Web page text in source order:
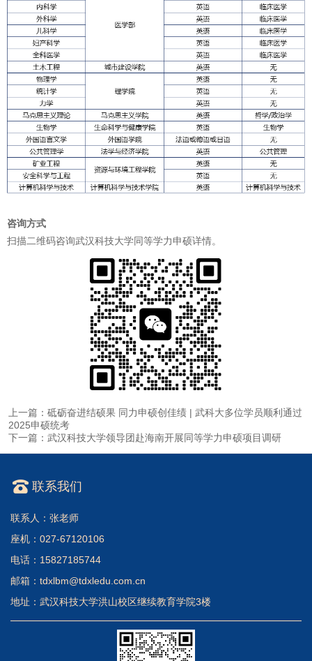
咨询方式
扫描二维码咨询武汉科技大学同等学力申硕详情。
上一篇：砥砺奋进结硕果 同力申硕创佳绩 | 武科大多位学员顺利通过
2025申硕统考
下一篇：武汉科技大学领导团赴海南开展同等学力申硕项目调研
联系我们
联系人：张老师
座机：027-67120106
电话：15827185744
邮箱：tdxlbm@tdxledu.com.cn
地址：武汉科技大学洪山校区继续教育学院3楼